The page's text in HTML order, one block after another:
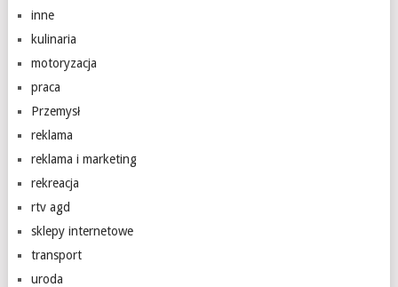
inne
kulinaria
motoryzacja
praca
Przemysł
reklama
reklama i marketing
rekreacja
rtv agd
sklepy internetowe
transport
uroda